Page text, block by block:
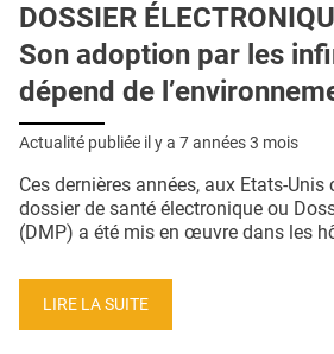
DOSSIER
Son adoption par les
dépend de
Actualité publiée il y a 7 années 3 mois
Ces dernières années, aux Etats-Unis
dossier de santé électronique ou
(DMP) a été mis en œuvre dans les
LIRE LA SUITE